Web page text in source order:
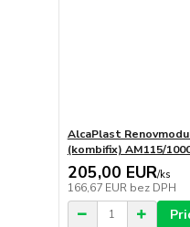
AlcaPlast
(kombifix) AM115/
205,00 EUR/ks
166,67 EUR bez DPH